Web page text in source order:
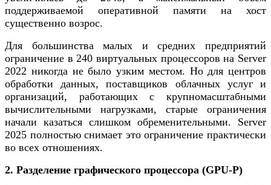
поддерживаемой оперативной памяти на хост
существенно возрос.
Для большинства малых и средних предприятий
ограничение в 240 виртуальных процессоров на Server
2022 никогда не было узким местом. Но для центров
обработки данных, поставщиков облачных услуг и
организаций, работающих с крупномасштабными
вычислительными нагрузками, старые ограничения
начали казаться слишком обременительными. Server
2025 полностью снимает это ограничение практически
во всех отношениях.
2. Разделение графического процессора (GPU-P)